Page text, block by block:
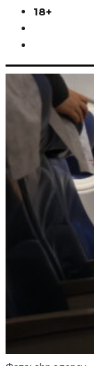
18+